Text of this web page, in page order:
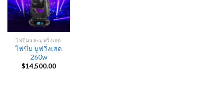
ไฟบีมและมูฟวิ่งเฮด
ไฟบีม มูฟวิ่งเฮด
260w
$14,500.00